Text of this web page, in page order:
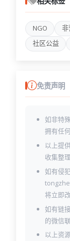
NGO 非
社区公益
免责声明
如非特
拥有任
以上提
收集整
如有侵
将立即改
如有链
的微信
以上资